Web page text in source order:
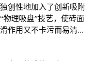
创性地加入了创新吸附
物理吸盘”技艺，使砖面
作用又不卡污而易清...